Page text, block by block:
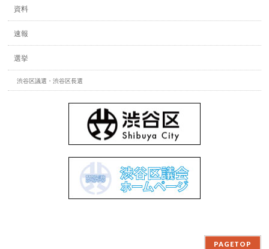
資料
速報
選挙
渋谷区議選・渋谷区長選
PAGETOP